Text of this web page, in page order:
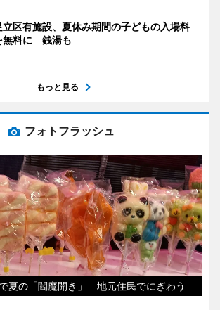
立区有施設、夏休み期間の子どもの入場料
無料に 銭湯も
もっと見る
フォトフラッシュ
夏の「閻魔開き」 地元住民でにぎわう